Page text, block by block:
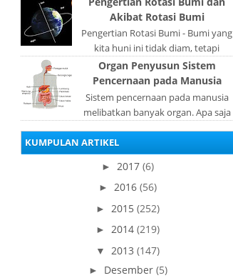
atau mengalir dari benda yang ...
Akibat Rotasi Bumi
Pengertian Rotasi Bumi - Bumi yang
kita huni ini tidak diam, tetapi
berputar pada porosnya yang
disebut rotasi bumi. Waktu yang
diperlukan...
Organ Penyusun Sistem
Pencernaan pada Manusia
Sistem pencernaan pada manusia
melibatkan banyak organ. Apa saja
pada manusia ? Organ penyusun
sistem p...
KUMPULAN ARTIKEL
► 2017 (6)
► 2016 (56)
► 2015 (252)
► 2014 (219)
▼ 2013 (147)
► Desember (5)